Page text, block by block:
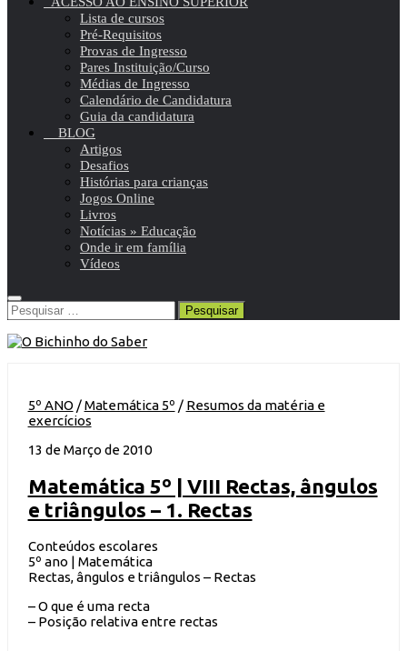
Lista de cursos
Pré-Requisitos
Provas de Ingresso
Pares Instituição/Curso
Médias de Ingresso
Calendário de Candidatura
Guia da candidatura
BLOG
Artigos
Desafios
Histórias para crianças
Jogos Online
Livros
Notícias » Educação
Onde ir em família
Vídeos
Pesquisar
por:
5º ANO /Matemática 5º / Resumos da matéria e
exercícios
13 de Março de 2010
Matemática 5º | VIII Rectas, ângulos
e triângulos – 1. Rectas
Conteúdos escolares
5º ano | Matemática
Rectas, ângulos e triângulos – Rectas
– O que é uma recta
– Posição relativa entre rectas